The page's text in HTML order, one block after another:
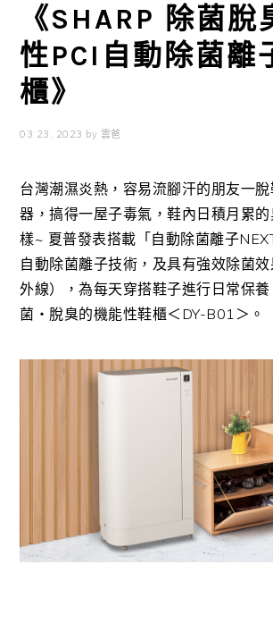
《SHARP 除菌脫
性PCI自動除菌離
櫃》
03 23, 2023 by 雲爸
台灣潮濕炎熱，容易流腳汗的朋友一
器，搞得一屋子毒氣，鞋內日積月累
樣~ 夏普發表搭載「自動除菌離子
自動除菌離子技術，及具有強效除菌
外線），為每天穿搭鞋子進行日常保
菌・脫臭的機能性鞋櫃＜DY-B01＞。